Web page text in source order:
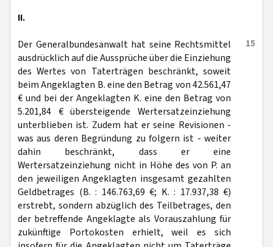
II.
15
Der Generalbundesanwalt hat seine Rechtsmittel
ausdrücklich auf die Aussprüche über die Einziehung
des Wertes von Taterträgen beschränkt, soweit
beim Angeklagten B. eine den Betrag von 42.561,47
€ und bei der Angeklagten K. eine den Betrag von
5.201,84 € übersteigende Wertersatzeinziehung
unterblieben ist. Zudem hat er seine Revisionen -
was aus deren Begründung zu folgern ist - weiter
dahin beschränkt, dass er eine
Wertersatzeinziehung nicht in Höhe des von P. an
den jeweiligen Angeklagten insgesamt gezahlten
Geldbetrages (B. : 146.763,69 €; K. : 17.937,38 €)
erstrebt, sondern abzüglich des Teilbetrages, den
der betreffende Angeklagte als Vorauszahlung für
zukünftige Portokosten erhielt, weil es sich